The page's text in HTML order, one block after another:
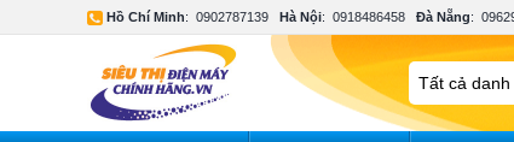
Hồ Chí Minh: 0902787139 Hà Nội: 0918486458 Đà Nẵng: